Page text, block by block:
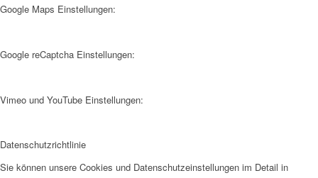
Google Maps Einstellungen:
Google reCaptcha Einstellungen:
Vimeo und YouTube Einstellungen:
Datenschutzrichtlinie
Sie können unsere Cookies und Datenschutzeinstellungen im Detail in